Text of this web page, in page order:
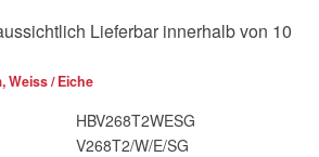
Lieferbar innerhalb von 10
Weiss / Eiche
HBV268T2WESG
V268T2/W/E/SG